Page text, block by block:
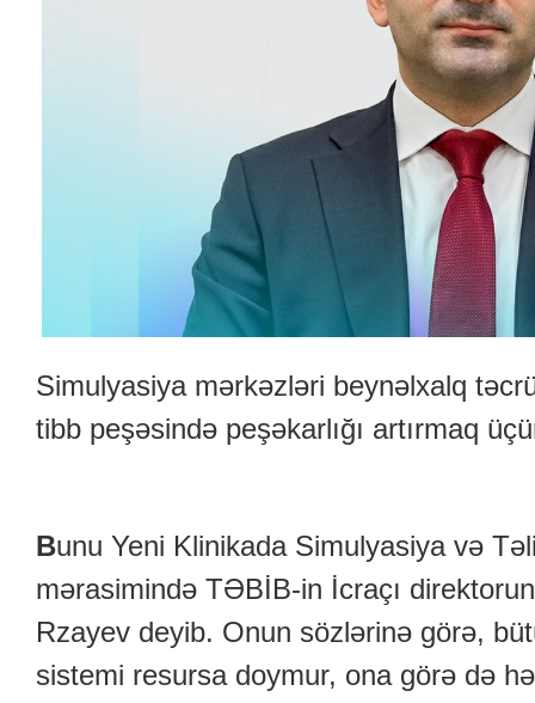
Simulyasiya mərkəzləri beynəlxalq
tibb peşəsində peşəkarlığı artırmaq
Bunu Yeni Klinikada Simulyasiya və
mərasimində TƏBİB-in İcraçı
Rzayev deyib. Onun sözlərinə görə,
sistemi resursa doymur, ona görə də